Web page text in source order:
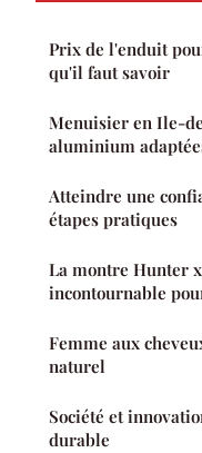
Prix de l'enduit
qu'il faut savoir
Menuisier en Ile-
aluminium
Atteindre une
étapes pratiques
La montre Hunter
incontournable
Femme aux
naturel
Société et
durable